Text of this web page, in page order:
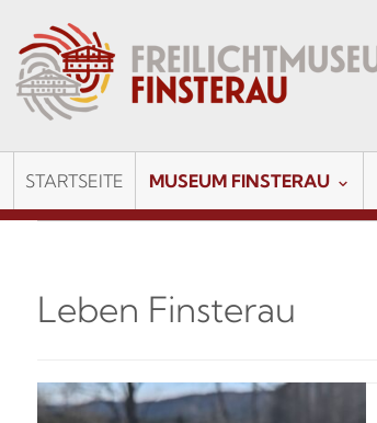
STARTSEITE MUSEUM FINSTERAU
Leben Finsterau